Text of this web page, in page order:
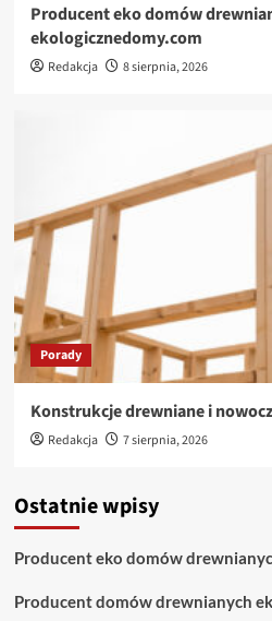
Producent eko domów
ekologicznedomy.com
Redakcja 8 sierpnia, 2026
Porady
Konstrukcje drewniane i
Redakcja 7 sierpnia, 2026
Ostatnie wpisy
Producent eko domów
Producent domów drewnianych